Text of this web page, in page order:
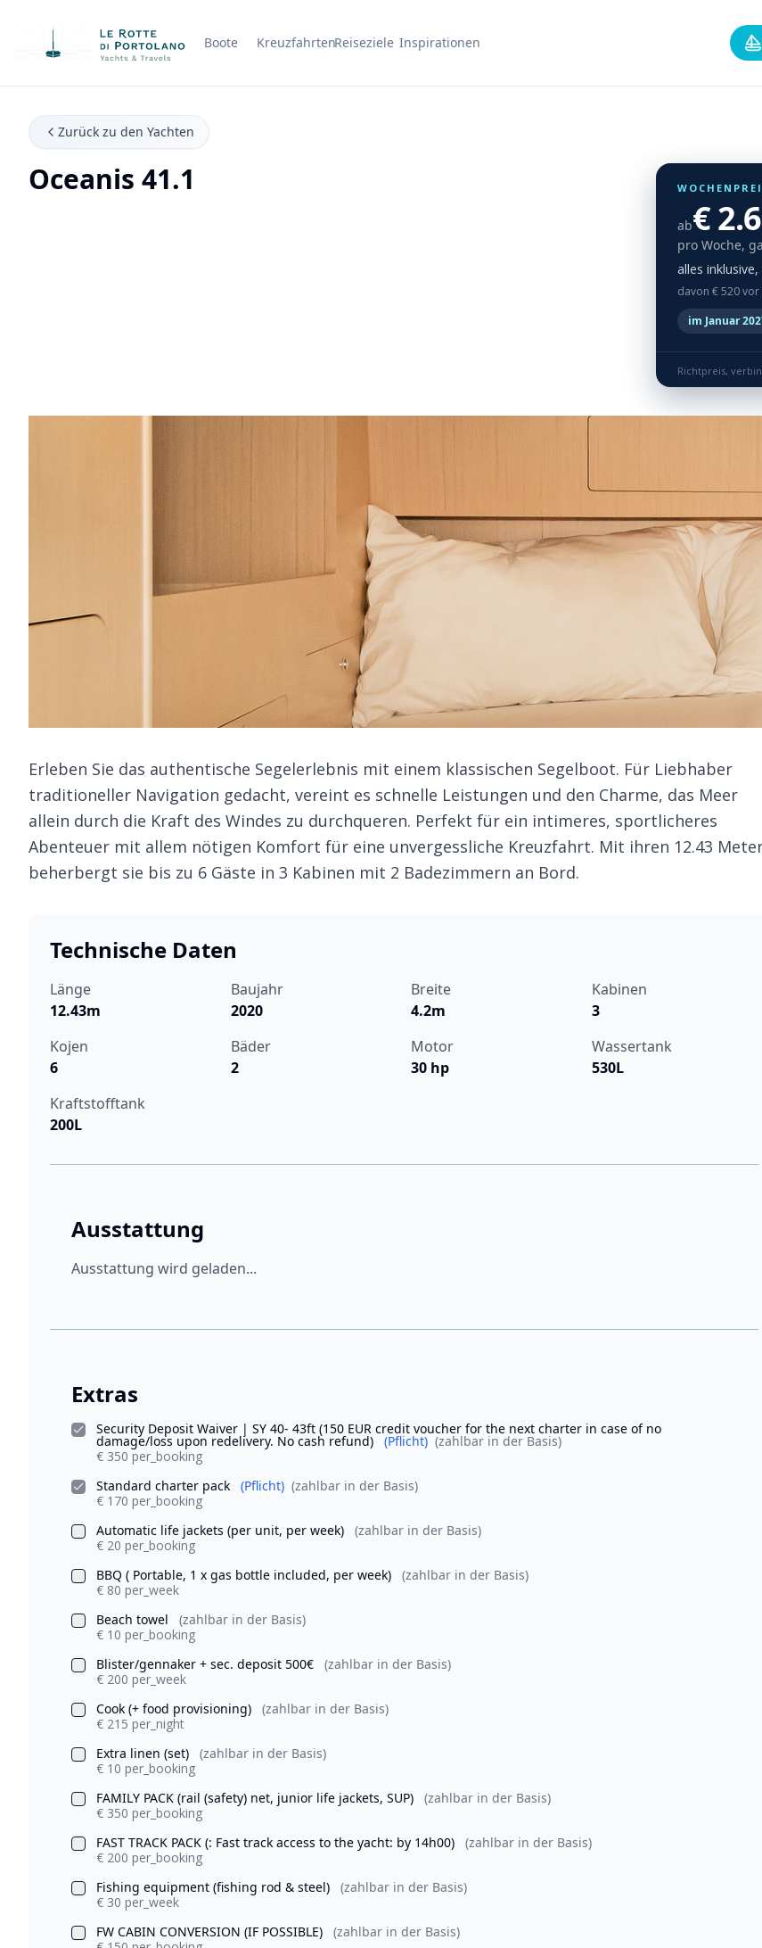
Firmenname Boote KreuzfahrtenReiseziele Inspirationen
Zurück zu den Yachten
Oceanis 41.1
ab€
pro Woche,
alles
davon € 520
im Januar
Richtpreis,
Erleben Sie das authentische Segelerlebnis mit einem klassischen Segelboot. Für Liebhaber
traditioneller Navigation gedacht, vereint es schnelle Leistungen und den Charme, das Meer
allein durch die Kraft des Windes zu durchqueren. Perfekt für ein intimeres, sportlicheres
Abenteuer mit allem nötigen Komfort für eine unvergessliche Kreuzfahrt. Mit ihren 12.43
beherbergt sie bis zu 6 Gäste in 3 Kabinen mit 2 Badezimmern an Bord.
Technische Daten
Länge
12.43m
Baujahr
2020
Breite
4.2m
Kabinen
3
Kojen
6
Bäder
2
Motor
30 hp
Wassertank
530L
Kraftstofftank
200L
Ausstattung
Ausstattung wird geladen...
Extras
Security Deposit Waiver | SY 40- 43ft (150 EUR credit voucher for the next charter in case of no
damage/loss upon redelivery. No cash refund) (Pflicht) (zahlbar in der Basis)
€ 350 per_booking
Standard charter pack
(Pflicht) (zahlbar in der Basis)
€ 170 per_booking
Automatic life jackets (per unit, per week)
(zahlbar in der Basis)
€ 20 per_booking
BBQ ( Portable, 1 x gas bottle included, per week)
(zahlbar in der Basis)
€ 80 per_week
Beach towel
(zahlbar in der Basis)
€ 10 per_booking
Blister/gennaker + sec. deposit 500€
(zahlbar in der Basis)
€ 200 per_week
Cook (+ food provisioning)
(zahlbar in der Basis)
€ 215 per_night
Extra linen (set)
(zahlbar in der Basis)
€ 10 per_booking
FAMILY PACK (rail (safety) net, junior life jackets, SUP)
(zahlbar in der Basis)
€ 350 per_booking
FAST TRACK PACK (: Fast track access to the yacht: by 14h00)
(zahlbar in der Basis)
€ 200 per_booking
Fishing equipment (fishing rod & steel)
(zahlbar in der Basis)
€ 30 per_week
FW CABIN CONVERSION (IF POSSIBLE)
(zahlbar in der Basis)